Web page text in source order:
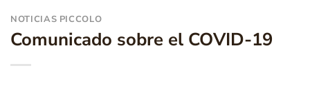
NOTICIAS PICCOLO
Comunicado sobre el COVID-19